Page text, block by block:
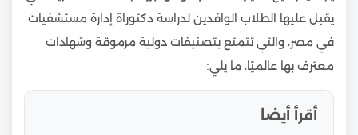
يقبل عليها الطلاب الوافدين لدراسة دكتوراة إدارة مستشفيات
في مصر، والتي تتمتع بتصنيفات دولية مرموقة وشهادات
معترف بها عالميًا، ما يلي:
أقرأ أيضا